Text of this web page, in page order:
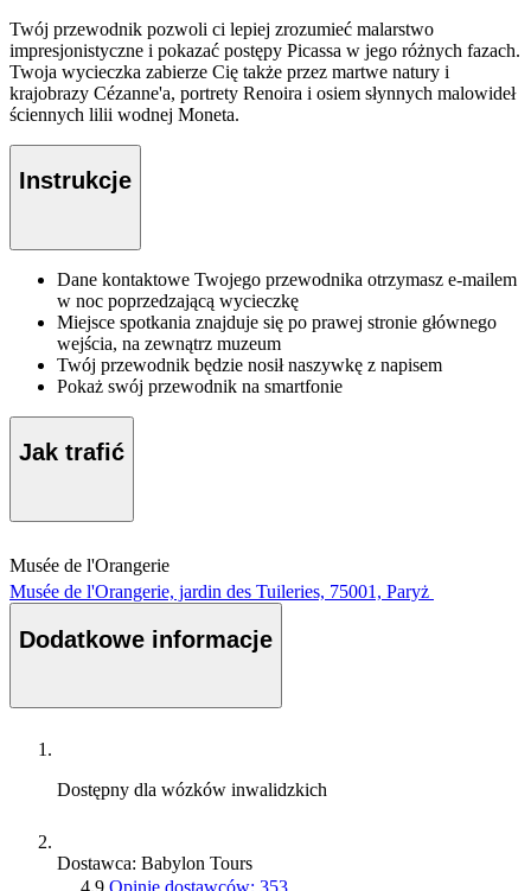
Twój przewodnik pozwoli ci lepiej zrozumieć malarstwo
impresjonistyczne i pokazać postępy Picassa w jego różnych fazach.
Twoja wycieczka zabierze Cię także przez martwe natury i
krajobrazy Cézanne'a, portrety Renoira i osiem słynnych malowideł
ściennych lilii wodnej Moneta.
Instrukcje
Dane kontaktowe Twojego przewodnika otrzymasz e-mailem
w noc poprzedzającą wycieczkę
Miejsce spotkania znajduje się po prawej stronie głównego
wejścia, na zewnątrz muzeum
Twój przewodnik będzie nosił naszywkę z napisem
Pokaż swój przewodnik na smartfonie
Jak trafić
Musée de l'Orangerie
Musée de l'Orangerie, jardin des Tuileries, 75001, Paryż
Dodatkowe informacje
Dostępny dla wózków inwalidzkich
Dostawca: Babylon Tours